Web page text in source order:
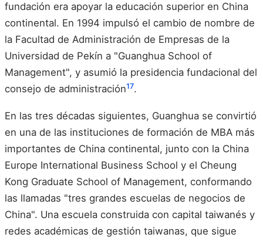
fundación era apoyar la educación superior en China
continental. En 1994 impulsó el cambio de nombre de
la Facultad de Administración de Empresas de la
Universidad de Pekín a "Guanghua School of
Management", y asumió la presidencia fundacional del
consejo de administración17.
En las tres décadas siguientes, Guanghua se convirtió
en una de las instituciones de formación de MBA más
importantes de China continental, junto con la China
Europe International Business School y el Cheung
Kong Graduate School of Management, conformando
las llamadas "tres grandes escuelas de negocios de
China". Una escuela construida con capital taiwanés y
redes académicas de gestión taiwanas, que sigue